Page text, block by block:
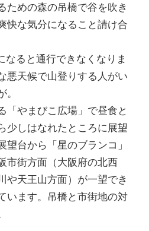
ための森の吊橋で谷を吹き
快な気分になること請け合
ると通行できなくなりま
悪天候で山登りする人がい
やまびこ広場」で昼食と
少しはなれたところに展望
台から「星のブランコ」
市街方面（大阪府の北西
や天王山方面）が一望でき
います。吊橋と市街地の対